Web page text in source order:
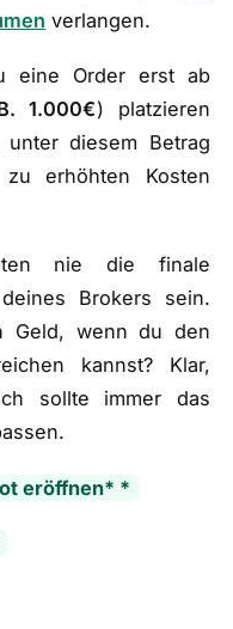
verlangen.
eine Order erst ab
1.000€) platzieren
diesem Betrag
erhöhten Kosten
nie die finale
Brokers sein.
Geld, wenn du den
kannst? Klar,
sollte immer das
eröffnen* *